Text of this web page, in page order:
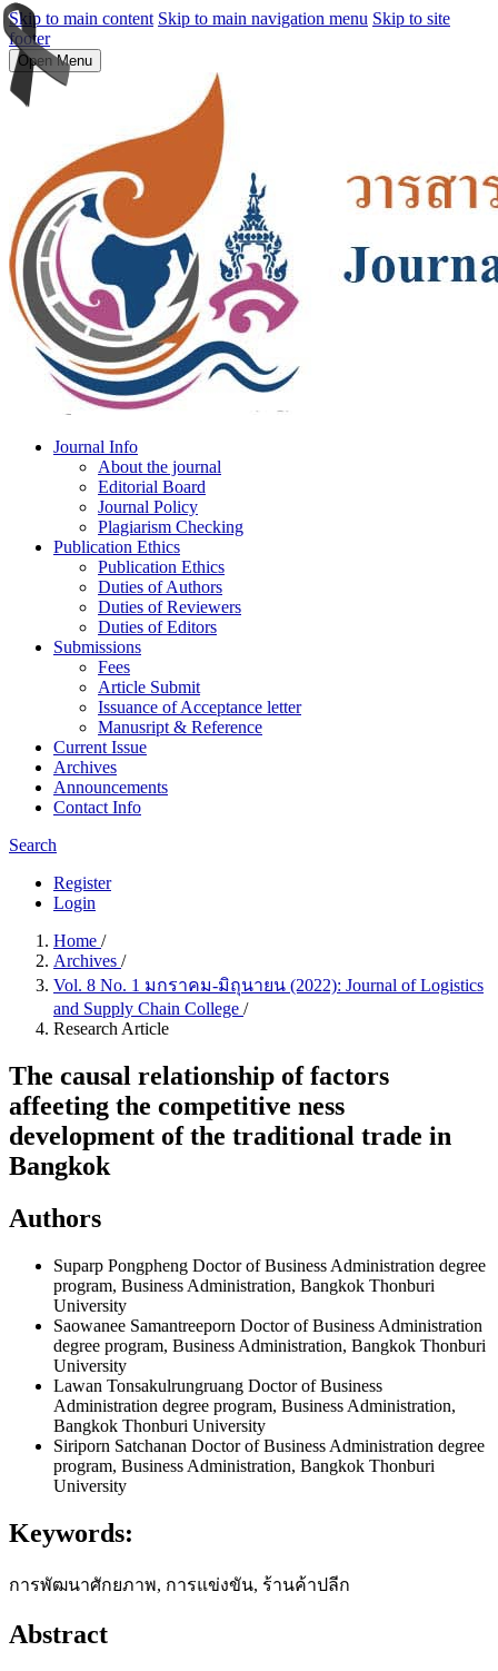
Skip to main content Skip to main navigation menu Skip to site
footer
Open Menu
Journal Info
About the journal
Editorial Board
Journal Policy
Plagiarism Checking
Publication Ethics
Publication Ethics
Duties of Authors
Duties of Reviewers
Duties of Editors
Submissions
Fees
Article Submit
Issuance of Acceptance letter
Manusript & Reference
Current Issue
Archives
Announcements
Contact Info
Search
Register
Login
Home /
Archives /
Vol. 8 No. 1 มกราคม-มิถุนายน (2022): Journal of Logistics
and Supply Chain College /
Research Article
The causal relationship of factors
affeeting the competitive ness
development of the traditional trade in
Bangkok
Authors
Suparp Pongpheng Doctor of Business Administration degree
program, Business Administration, Bangkok Thonburi
University
Saowanee Samantreeporn Doctor of Business Administration
degree program, Business Administration, Bangkok Thonburi
University
Lawan Tonsakulrungruang Doctor of Business
Administration degree program, Business Administration,
Bangkok Thonburi University
Siriporn Satchanan Doctor of Business Administration degree
program, Business Administration, Bangkok Thonburi
University
Keywords:
การพัฒนาศักยภาพ, การแข่งขัน, ร้านค้าปลีก
Abstract